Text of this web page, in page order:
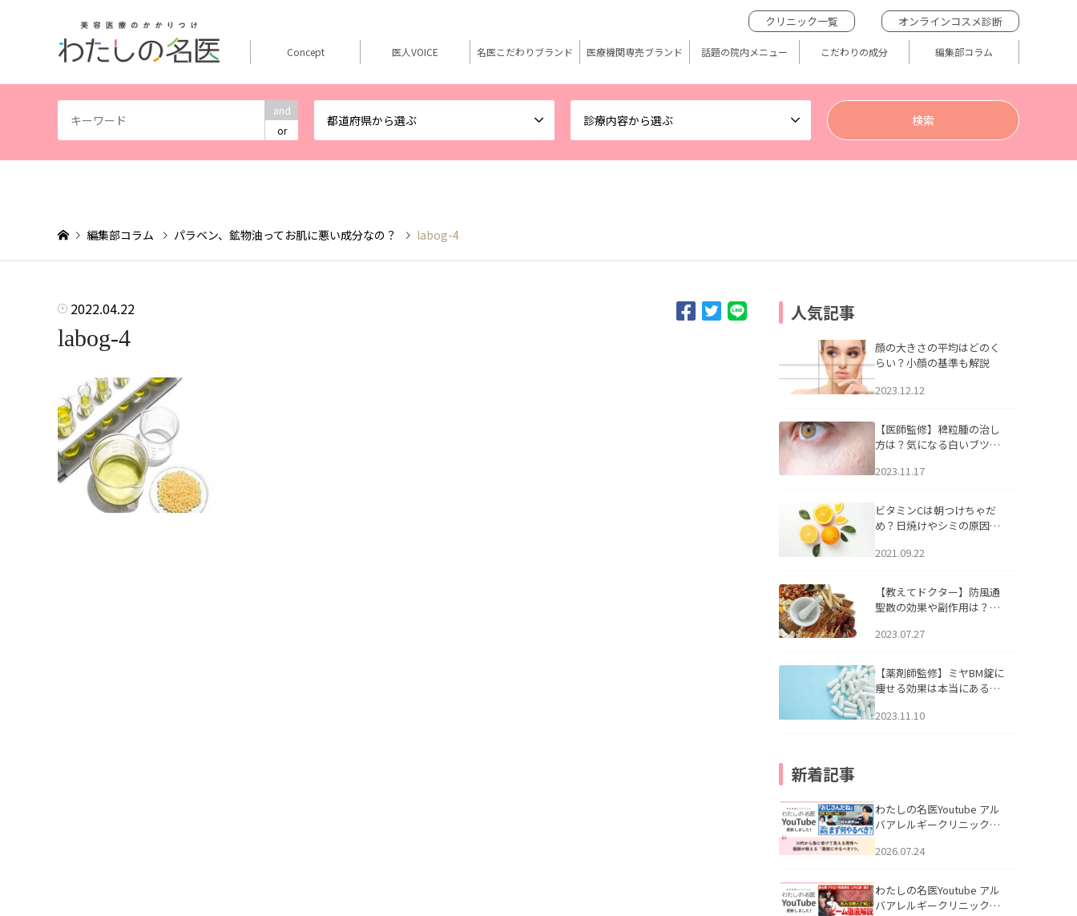
and
or
都道府県から選ぶ 診療内容から選ぶ
クリニック一覧 オンラインコスメ診断
Concept 医人VOICE 名医こだわりブランド 医療機関専売ブランド 話題の院内メニュー こだわりの成分 編集部コラム
編集部コラム パラベン、鉱物油ってお肌に悪い成分なの？ labog-4
2022.04.22
labog-4
人気記事
顔の大きさの平均はどのく
らい？小顔の基準も解説
2023.12.12
【医師監修】稗粒腫の治し
方は？気になる白いブツブ
アについて
2023.11.17
ビタミンCは朝つけちゃだ
め？日焼けやシミの原因に
2021.09.22
【教えてドクター】防風通
聖散の効果や副作用は？長
2023.07.27
【薬剤師監修】ミヤBM錠に
痩せる効果は本当にある
2023.11.10
新着記事
わたしの名医Youtube アル
バアレルギークリニック札
える男性へ｜医師が教える
公開いたしました。
2026.07.24
わたしの名医Youtube アル
バアレルギークリニック札